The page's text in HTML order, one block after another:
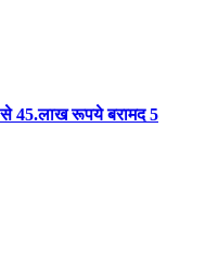
45.लाख रूपये बरामद 5